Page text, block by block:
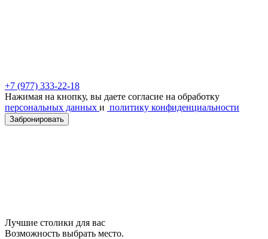
+7 (977) 333-22-18
Нажимая на кнопку, вы даете согласие на обработку
персональных данных и политику конфиденциальности
Забронировать
Лучшие столики для вас
Возможность выбрать место.